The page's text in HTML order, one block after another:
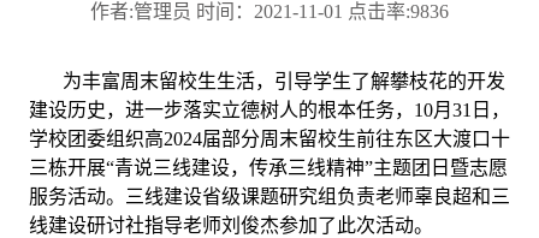
作者:管理员 时间：2021-11-01 点击率:9836
为丰富周末留校生生活，引导学生了解攀枝花的开发
建设历史，进一步落实立德树人的根本任务， 10月31日，
学校团委组织高2024届部分周末留校生前往东区大渡口十
三栋开展“青说三线建设，传承三线精神”主题团日暨志愿
服务活动。三线建设省级课题研究组负责老师辜良超和三
线建设研讨社指导老师刘俊杰参加了此次活动。